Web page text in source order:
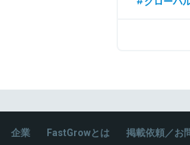
卒でパナソ
ドソリュー
企業 FastGrowとは 掲載依頼／お